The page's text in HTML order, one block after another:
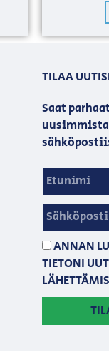
TILAA
Saat
ANNAN
TIETONI